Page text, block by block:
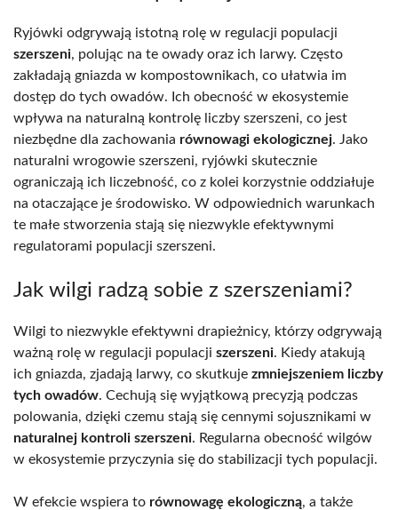
Ryjówki odgrywają istotną rolę w regulacji populacji
szerszeni, polując na te owady oraz ich larwy. Często
zakładają gniazda w kompostownikach, co ułatwia im
dostęp do tych owadów. Ich obecność w ekosystemie
wpływa na naturalną kontrolę liczby szerszeni, co jest
niezbędne dla zachowania równowagi ekologicznej. Jako
naturalni wrogowie szerszeni, ryjówki skutecznie
ograniczają ich liczebność, co z kolei korzystnie oddziałuje
na otaczające je środowisko. W odpowiednich warunkach
te małe stworzenia stają się niezwykle efektywnymi
regulatorami populacji szerszeni.
Jak wilgi radzą sobie z szerszeniami?
Wilgi to niezwykle efektywni drapieżnicy, którzy odgrywają
ważną rolę w regulacji populacji szerszeni. Kiedy atakują
ich gniazda, zjadają larwy, co skutkuje zmniejszeniem liczby
tych owadów. Cechują się wyjątkową precyzją podczas
polowania, dzięki czemu stają się cennymi sojusznikami w
naturalnej kontroli szerszeni. Regularna obecność wilgów
w ekosystemie przyczynia się do stabilizacji tych populacji.
W efekcie wspiera to równowagę ekologiczną, a także